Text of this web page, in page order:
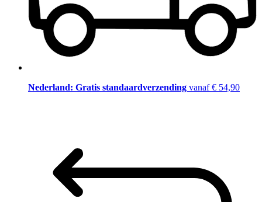
Nederland: Gratis standaardverzending vanaf € 54,90